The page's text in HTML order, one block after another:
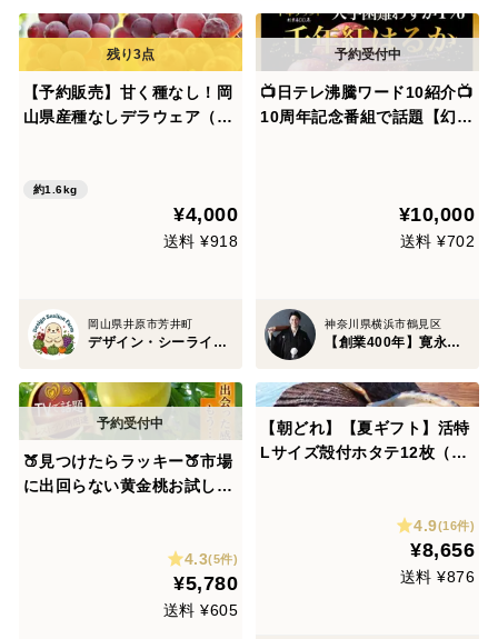
【予約販売】甘く種なし！岡
山県産種なしデラウェア（約
約1.6kg
¥4,000
送料 ¥918
岡山県井原市芳井町
デザイン・シーライオン・ファーム
📺️日テレ沸騰ワード10紹介📺
10周年記念番組で話題【幻の
の逸品【朝どれ】【冬ギフ
¥10,000
送料 ¥702
神奈川県横浜市鶴見区
【創業400年】寛永鶴見園
🍑見つけたらラッキー🍑市場
に出回らない黄金桃お試し特
かな糖度レストラン御用達の
黄金モモ【先着300名限定予
4.3(5件)
¥5,780
送料 ¥605
【朝どれ】【夏ギフト】活特
Lサイズ殻付ホタテ12枚（殻
4.9(16件)
¥8,656
送料 ¥876